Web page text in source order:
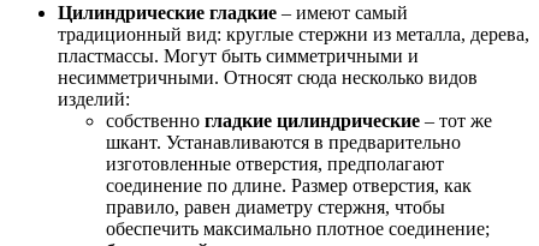
Цилиндрические гладкие – имеют самый
традиционный вид: круглые стержни из металла, дерева,
пластмассы. Могут быть симметричными и
несимметричными. Относят сюда несколько видов
изделий:
собственно гладкие цилиндрические – тот же
шкант. Устанавливаются в предварительно
изготовленные отверстия, предполагают
соединение по длине. Размер отверстия, как
правило, равен диаметру стержня, чтобы
обеспечить максимально плотное соединение;